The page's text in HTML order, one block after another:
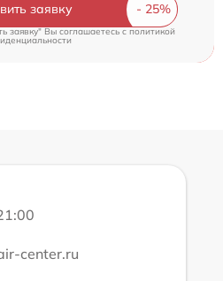
заявку
заявку" Вы соглашаетесь c политикой
center.ru